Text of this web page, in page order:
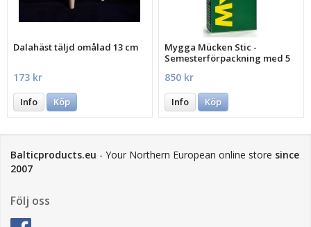
Dalahäst täljd omålad 13 cm
173 kr
Info Köp
Mygga Mücken Stic -
Semesterförpackning med 5
850 kr
Info Köp
Balticproducts.eu - Your Northern European online store since
2007
Följ oss